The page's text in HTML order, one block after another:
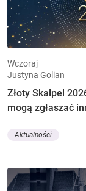
Wczoraj
Justyna Golian
Złoty Skalpel
mogą zgłaszać
Aktualności